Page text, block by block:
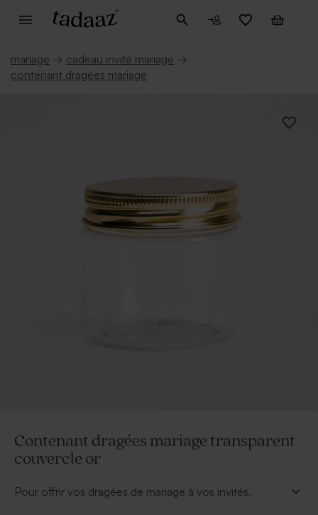
mariage → cadeau invité mariage →
contenant dragées mariage
Contenant dragées mariage transparent
couvercle or
Pour offrir vos dragées de mariage à vos invités,